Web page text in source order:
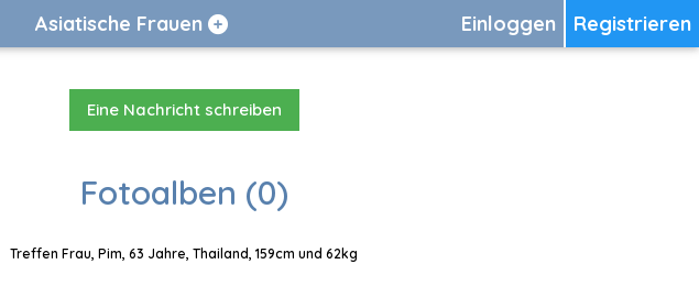
Registrieren
Einloggen
Asiatische Frauen
Eine Nachricht schreiben
Fotoalben (0)
Treffen Frau, Pim, 63 Jahre, Thailand, 159cm und 62kg